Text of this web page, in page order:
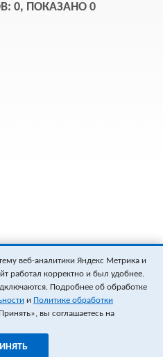
0, ПОКАЗАНО 0
веб-аналитики Яндекс Метрика и
работал корректно и был удобнее.
Подробнее об обработке
и Политике обработки
вы соглашаетесь на